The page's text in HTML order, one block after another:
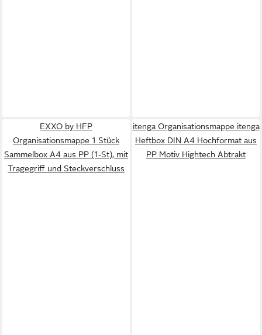
EXXO by HFP
Organisationsmappe 1 Stück
Sammelbox A4 aus PP (1-St), mit
Tragegriff und Steckverschluss
itenga Organisationsmappe itenga
Heftbox DIN A4 Hochformat aus
PP Motiv Hightech Abtrakt